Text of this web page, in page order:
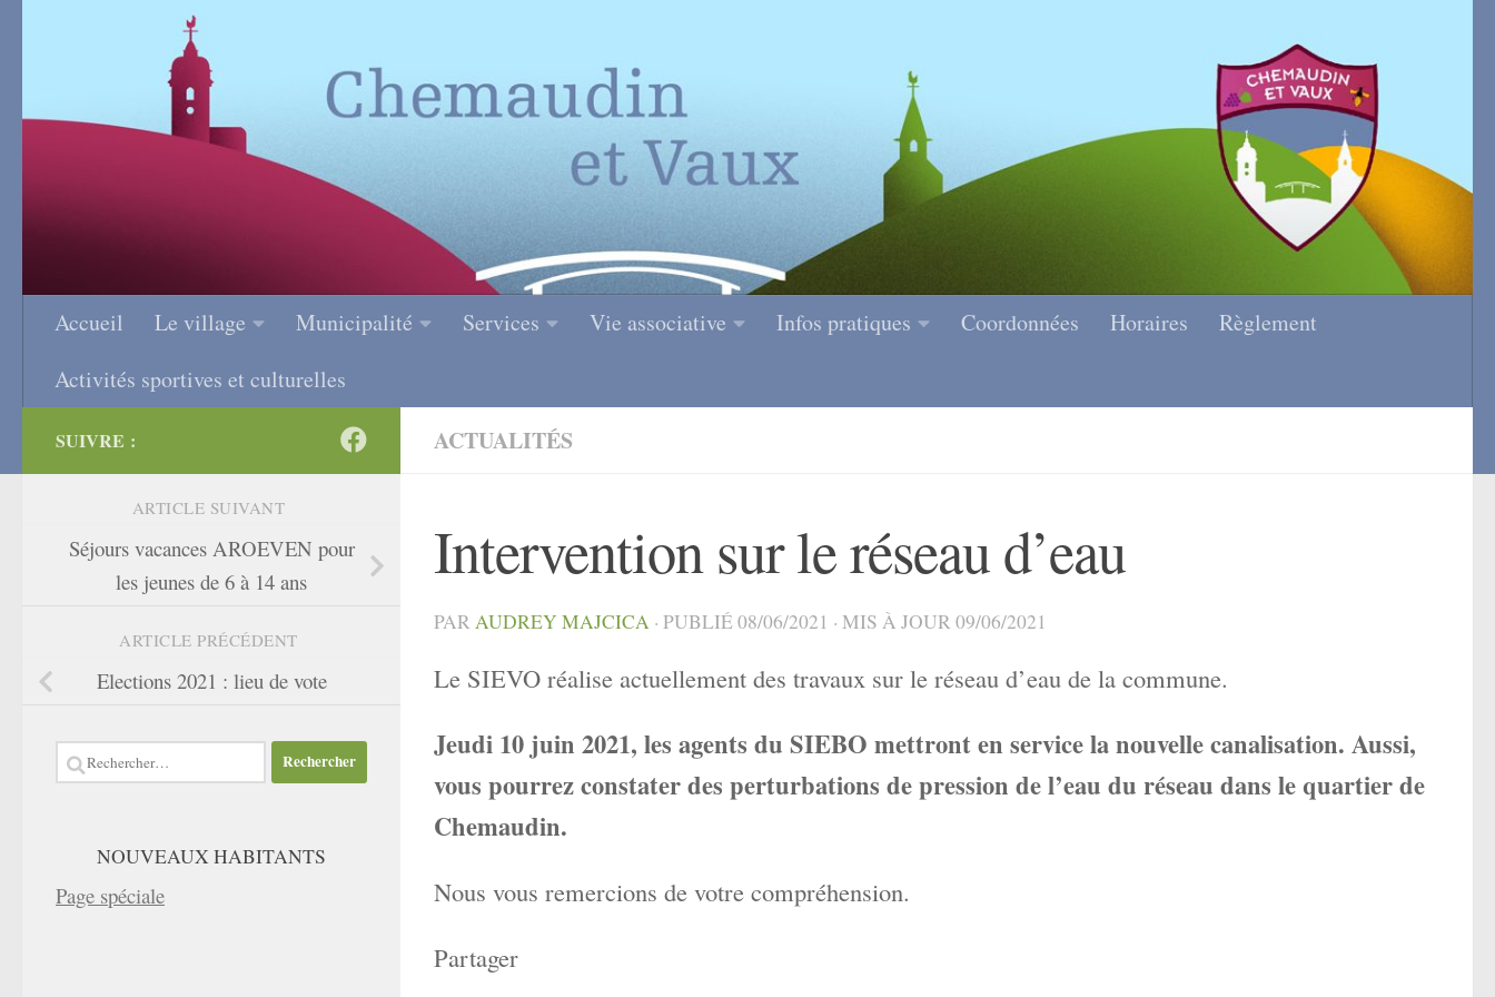
Accueil Le village Municipalité Services Vie associative Infos pratiques Coordonnées Horaires
Règlement
Activités sportives et culturelles
ACTUALITÉS
Intervention sur le réseau d’eau
PAR AUDREY MAJCICA · PUBLIÉ08/06/2021 · MIS À JOUR 09/06/2021
Le SIEVO réalise actuellement des travaux sur le réseau d’eau de la commune.
Jeudi 10 juin 2021, les agents du SIEBO mettront en service la nouvelle canalisation. Aussi,
vous pourrez constater des perturbations de pression de l’eau du réseau dans le quartier de
Chemaudin.
Nous vous remercions de votre compréhension.
Partager
SUIVRE :
ARTICLE SUIVANT
Séjours vacances AROEVEN pour
les jeunes de 6 à 14 ans
ARTICLE PRÉCÉDENT
Elections 2021 : lieu de vote
Rechercher :
NOUVEAUX HABITANTS
Page spéciale